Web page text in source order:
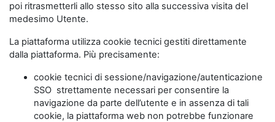
poi ritrasmetterli allo stesso sito alla successiva visita del
medesimo Utente.
La piattaforma utilizza cookie tecnici gestiti direttamente
dalla piattaforma. Più precisamente:
cookie tecnici di sessione/navigazione/autenticazione
SSO strettamente necessari per consentire la
navigazione da parte dell’utente e in assenza di tali
cookie, la piattaforma web non potrebbe funzionare